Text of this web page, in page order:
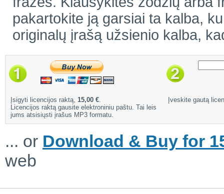
pakartokite ją garsiai ta kalba,
originalų įrašą užsienio kalba,
Įsigyti licencijos raktą, 15,00 €.
Licencijos raktą gausite elektroniniu paštu. Tai leis
jums atsisiųsti įrašus MP3 formatu.
Įveskite gautą
... or Download & Buy for
web